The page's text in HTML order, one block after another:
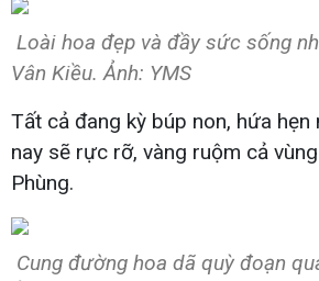
Loài hoa đẹp và đầy sức sống
Vân Kiều. Ảnh: YMS
Tất cả đang kỳ búp non, hứa hẹn
nay sẽ rực rỡ, vàng ruộm cả
Phùng.
Cung đường hoa dã quỳ đoạn